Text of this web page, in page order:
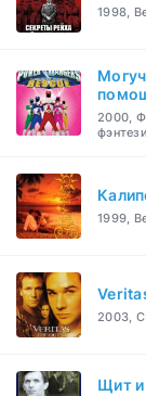
1998,
2000,
1999,
2003,
Щит